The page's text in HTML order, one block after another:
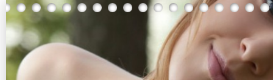
Najkomentovanejšie články
Zoznam blogov
Komerčné blogy
> Zrušte Pravdu a Lásku, strašne Pália! / hELIos